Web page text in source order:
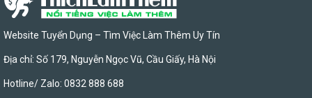
Website Tuyển Dụng – Tìm Việc Làm Thêm Uy Tín
Địa chỉ: Số 179, Nguyễn Ngọc Vũ, Cầu Giấy, Hà Nội
Hotline/ Zalo: 0832 888 688